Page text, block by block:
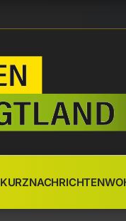
KURZNACHRICHTEN